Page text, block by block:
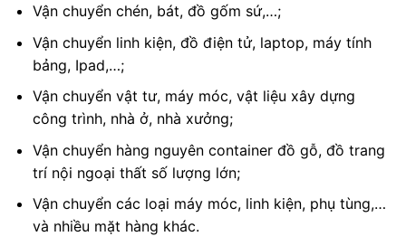
Vận chuyển chén, bát, đồ gốm sứ,…;
Vận chuyển linh kiện, đồ điện tử, laptop, máy tính
bảng, Ipad,…;
Vận chuyển vật tư, máy móc, vật liệu xây dựng
công trình, nhà ở, nhà xưởng;
Vận chuyển hàng nguyên container đồ gỗ, đồ trang
trí nội ngoại thất số lượng lớn;
Vận chuyển các loại máy móc, linh kiện, phụ tùng,…
và nhiều mặt hàng khác.